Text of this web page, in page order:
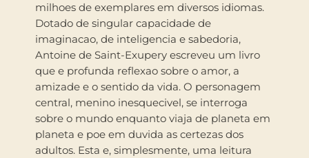
milhoes de exemplares em diversos idiomas.
Dotado de singular capacidade de
imaginacao, de inteligencia e sabedoria,
Antoine de Saint-Exupery escreveu um livro
que e profunda reflexao sobre o amor, a
amizade e o sentido da vida. O personagem
central, menino inesquecivel, se interroga
sobre o mundo enquanto viaja de planeta em
planeta e poe em duvida as certezas dos
adultos. Esta e, simplesmente, uma leitura